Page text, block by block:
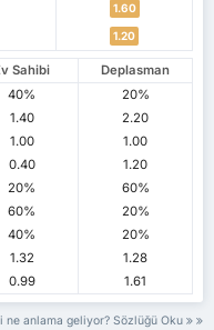
1.60
1.20
Sahibi
Deplasman
40%
20%
1.40
2.20
1.00
1.00
0.40
1.20
20%
60%
60%
20%
40%
20%
1.32
1.28
0.99 1.61
ne anlama geliyor? Sözlüğü Oku